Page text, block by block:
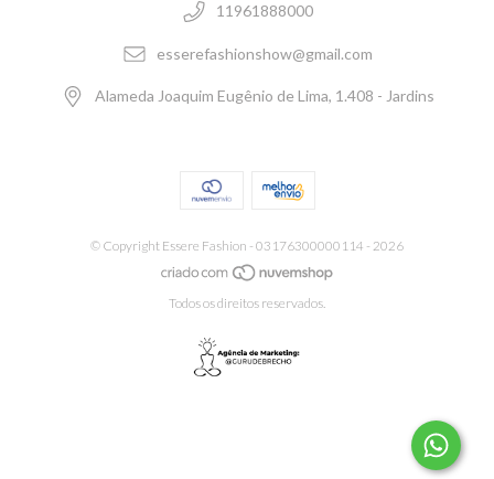
11961888000
esserefashionshow@gmail.com
Alameda Joaquim Eugênio de Lima, 1.408 - Jardins
© Copyright Essere Fashion - 03176300000114 - 2026
Todos os direitos reservados.